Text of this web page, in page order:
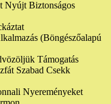
Nyújt Biztonságos
(Böngészőalapú
Támogatás
Szabad Csekk
Nyereményeket